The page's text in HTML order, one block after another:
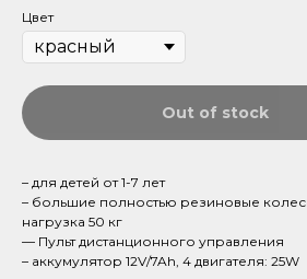
Цвет
Out of stock
– для детей от 1-7 лет
– большие полностью резиновые
нагрузка 50 кг
— Пульт дистанционного управления
– аккумулятор 12V/7Ah, 4 двигателя: 25W